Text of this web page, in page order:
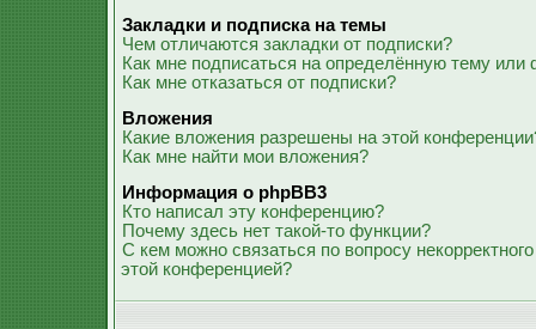
Закладки и подписка на темы
Чем отличаются закладки от подписки?
Как мне подписаться на определённую тему или
Как мне отказаться от подписки?
Вложения
Какие вложения разрешены на этой
Как мне найти мои вложения?
Информация о phpBB3
Кто написал эту конференцию?
Почему здесь нет такой-то функции?
С кем можно связаться по вопросу
этой конференцией?